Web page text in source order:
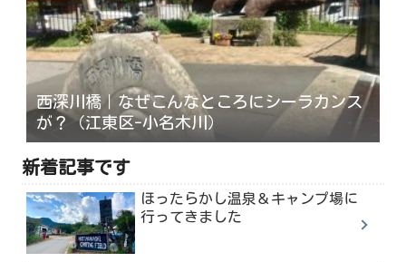
西深川橋｜なぜこんなところにシーラカンス
が？（江東区-小名木川）
新着記事です
ほったらかし温泉＆キャンプ場に
行ってきました